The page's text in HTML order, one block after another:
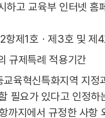
하고 교육부 인터넷 홈
항제1호ㆍ제3호 및 제
규제특례 적용기간
육혁신특화지역 지정
필요가 있다고 인정하
까지에서 규정한 사항